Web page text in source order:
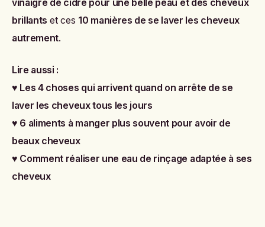
vinaigre de cidre pour une belle peau et des cheveux
brillants et ces 10 manières de se laver les cheveux
autrement.
Lire aussi :
♥ Les 4 choses qui arrivent quand on arrête de se
laver les cheveux tous les jours
♥ 6 aliments à manger plus souvent pour avoir de
beaux cheveux
♥ Comment réaliser une eau de rinçage adaptée à ses
cheveux